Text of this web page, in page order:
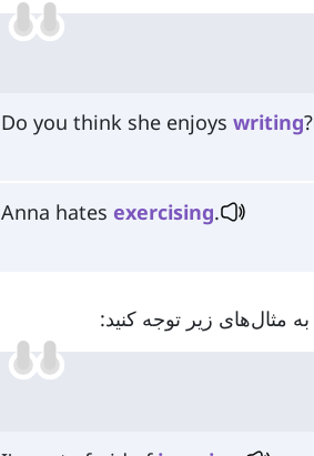
Do you think she enjoyswriting?
Anna hatesexercising.